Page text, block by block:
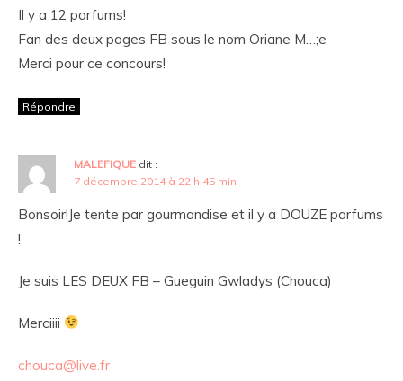
Il y a 12 parfums!
Fan des deux pages FB sous le nom Oriane M…;e
Merci pour ce concours!
Répondre
MALEFIQUE dit :
7 décembre 2014 à 22 h 45 min
Bonsoir!Je tente par gourmandise et il y a DOUZE parfums
!
Je suis LES DEUX FB – Gueguin Gwladys (Chouca)
Merciiii
chouca@live.fr